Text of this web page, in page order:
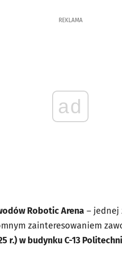
REKLAMA
ad
Robotic Arena – jednej
zainteresowaniem
r.) w budynku C-13